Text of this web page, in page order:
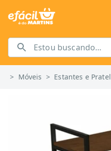
> Móveis > Estantes e